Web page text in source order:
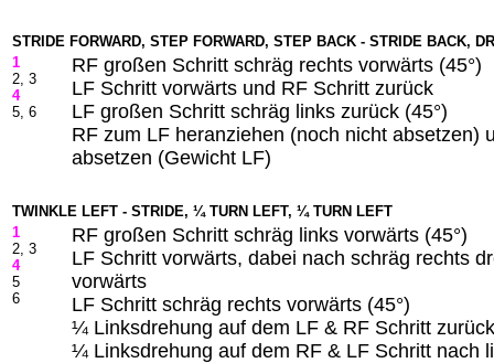
STRIDE FORWARD, STEP FORWARD, STEP BACK - STRIDE BACK,
1
2, 3
4
5, 6
RF großen Schritt schräg rechts vorwärts (45°)
LF Schritt vorwärts und RF Schritt zurück
LF großen Schritt schräg links zurück (45°)
RF zum LF heranziehen (noch nicht absetzen)
absetzen (Gewicht LF)
TWINKLE LEFT - STRIDE, ¼ TURN LEFT, ¼ TURN LEFT
1
2, 3
4
5
6
RF großen Schritt schräg links vorwärts (45°)
LF Schritt vorwärts, dabei nach schräg rechts
vorwärts
LF Schritt schräg rechts vorwärts (45°)
¼ Linksdrehung auf dem LF & RF Schritt zurück
¼ Linksdrehung auf dem RF & LF Schritt nach